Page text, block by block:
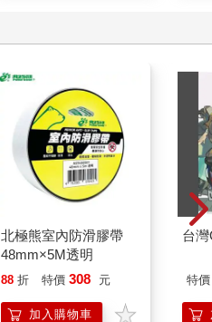
北極熊室內防滑膠帶
48mm×5M透明
88 折 特價 308 元
加入購物車
台
特價